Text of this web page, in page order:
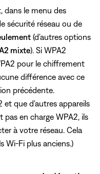
dans le menu des
sécurité réseau ou de
(d'autres options
mixte). Si WPA2
pour le chiffrement
différence avec ce
précédente.
et que d'autres appareils
en charge WPA2, ils
à votre réseau. Cela
Wi-Fi plus anciens.)